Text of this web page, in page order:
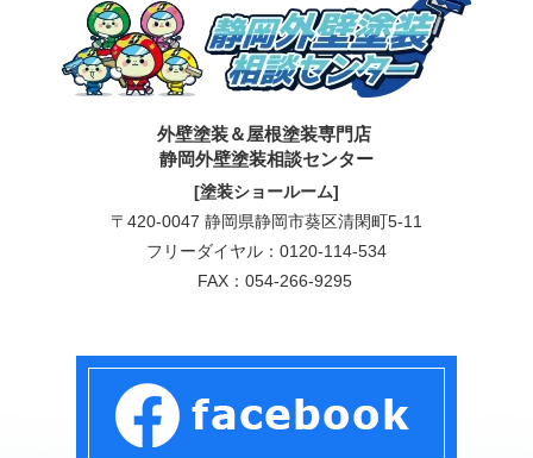
外壁塗装＆屋根塗装専門店
静岡外壁塗装相談センター
[塗装ショールーム]
〒420-0047 静岡県静岡市葵区清閑町5-11
フリーダイヤル： 0120-114-534
FAX：054-266-9295